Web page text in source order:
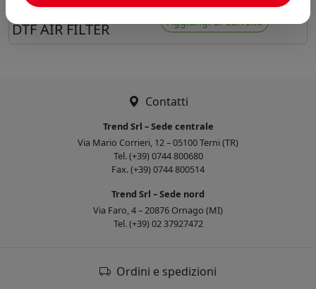
NEW
DTF AIR FILTER
Preferiti
Aggiungi al Carrello
Contatti
Trend Srl – Sede centrale
Via Mario Corrieri, 12 – 05100 Terni (TR)
Tel. (+39) 0744 800680
Fax. (+39) 0744 800514
Trend Srl – Sede nord
Via Faro, 4 – 20876 Ornago (MI)
Tel. (+39) 02 37927472
Ordini e spedizioni